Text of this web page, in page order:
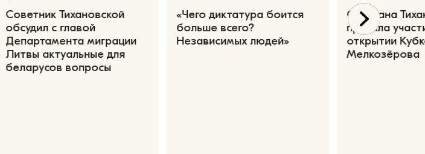
Советник Тихановской
обсудил с главой
Департамента миграции
Литвы актуальные для
беларусов вопросы
«Чего диктатура боится
больше всего?
Независимых людей»
Светлана
приняла
открытии
Мелкозёрова